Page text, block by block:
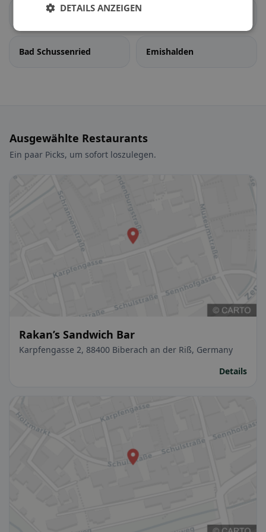
Oggelshausen
Bad Schussenried Emishalden
Ausgewählte Restaurants
Ein paar Picks, um sofort loszulegen.
Rakan’s Sandwich Bar
Karpfengasse 2, 88400 Biberach an der Riß, Germany
Details
DETAILS ANZEIGEN